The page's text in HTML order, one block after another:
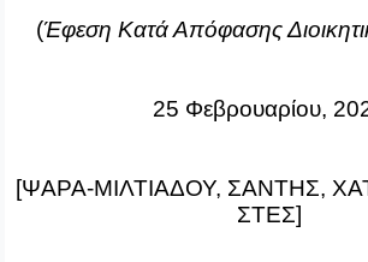
(Έφεση Κατά Απόφασης
25 Φεβρουαρίου,
[ΨΑΡΑ-ΜΙΛΤΙΑΔΟΥ, ΣΑΝΤΗΣ,
ΣΤΕΣ]